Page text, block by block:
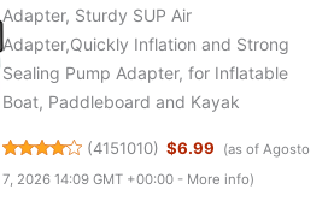
Adapter, Sturdy SUP Air
Adapter,Quickly Inflation and Strong
Sealing Pump Adapter, for Inflatable
Boat, Paddleboard and Kayak
(4151010) $6.99
(as of Agosto
7, 2026 14:09 GMT +00:00 - More info)